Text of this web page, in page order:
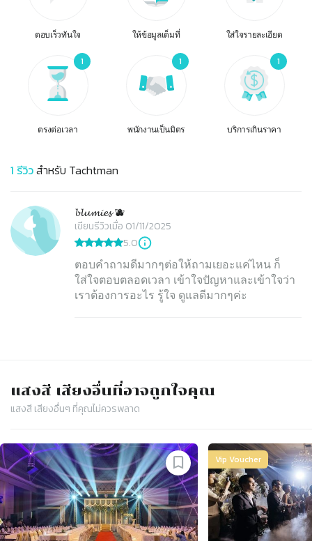
ตอบเร็วทันใจ ให้ข้อมูลเต็มที่ ใส่ใจรายละเอียด
1
ตรงต่อเวลา
1
พนักงานเป็นมิตร
1
บริการเกินราคา
1 รีวิวสำหรับ Tachtman
𝓫𝓵𝓾𝓶𝓲𝓮𝓼 🫐
เขียนรีวิวเมื่อ 01/11/2025
5.0
ตอบคำถามดีมากๆต่อให้ถามเยอะแค่ไหน ก็
ใส่ใจตอบตลอดเวลา เข้าใจปัญหาและเข้าใจว่า
เราต้องการอะไร รู้ใจ ดูแลดีมากๆค่ะ
แสงสี เสียงอื่นที่อาจถูกใจคุณ
แสงสี เสียงอื่นๆ ที่คุณไม่ควรพลาด
Slide 1 of 4 Vip Voucher